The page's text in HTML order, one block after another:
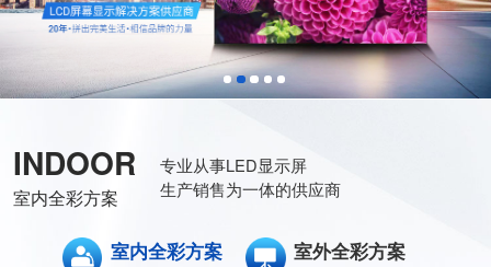
INDOOR
室内全彩方案
专业从事LED显示屏
生产销售为一体的供应商
室内全彩方案 室外全彩方案